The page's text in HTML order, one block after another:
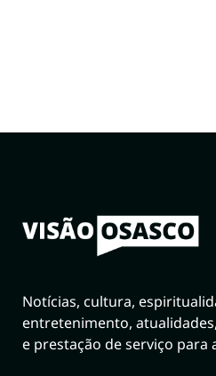
Notícias, cultura,
entretenimento,
e prestação de serviço para